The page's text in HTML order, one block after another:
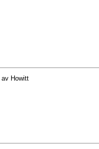
av Howitt